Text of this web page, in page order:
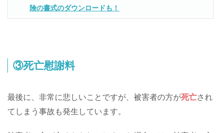
険の書式のダウンロードも！
③死亡慰謝料
最後に、非常に悲しいことですが、被害者の方が死亡され
てしまう事故も発生しています。